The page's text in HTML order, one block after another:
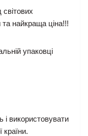
світових
та найкраща ціна!!!
упаковці
і використовувати
країни.